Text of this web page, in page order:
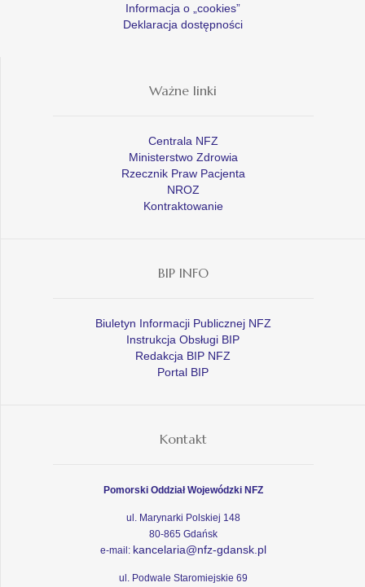
Informacja o „cookies”
Deklaracja dostępności
Ważne linki
Centrala NFZ
Ministerstwo Zdrowia
Rzecznik Praw Pacjenta
NROZ
Kontraktowanie
BIP INFO
Biuletyn Informacji Publicznej NFZ
Instrukcja Obsługi BIP
Redakcja BIP NFZ
Portal BIP
Kontakt
Pomorski Oddział Wojewódzki NFZ
ul. Marynarki Polskiej 148
80-865 Gdańsk
e-mail: kancelaria@nfz-gdansk.pl
ul. Podwale Staromiejskie 69